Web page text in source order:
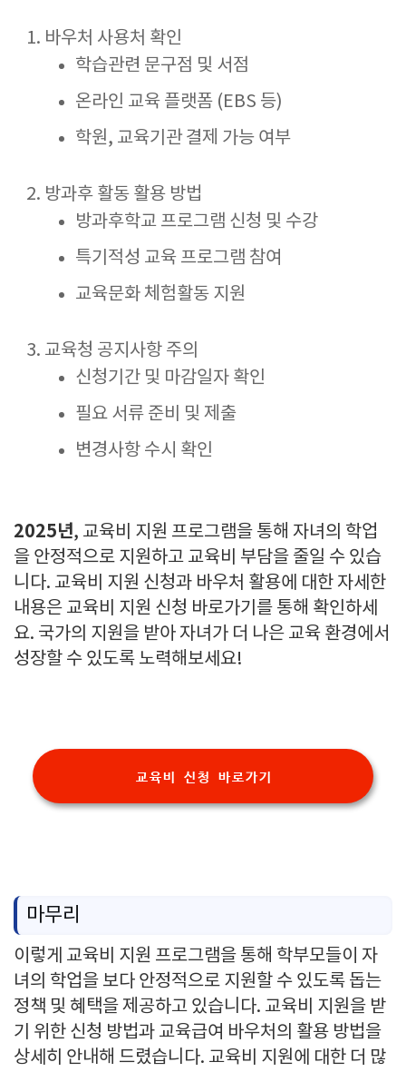
바우처 사용처 확인
학습관련 문구점 및 서점
온라인 교육 플랫폼 (EBS 등)
학원, 교육기관 결제 가능 여부
방과후 활동 활용 방법
방과후학교 프로그램 신청 및 수강
특기적성 교육 프로그램 참여
교육문화 체험활동 지원
교육청 공지사항 주의
신청기간 및 마감일자 확인
필요 서류 준비 및 제출
변경사항 수시 확인
2025년, 교육비 지원 프로그램을 통해 자녀의 학업
을 안정적으로 지원하고 교육비 부담을 줄일 수 있습
니다. 교육비 지원 신청과 바우처 활용에 대한 자세한
내용은 교육비 지원 신청 바로가기를 통해 확인하세
요. 국가의 지원을 받아 자녀가 더 나은 교육 환경에서
성장할 수 있도록 노력해보세요!
교육비 신청 바로가기
마무리
이렇게 교육비 지원 프로그램을 통해 학부모들이 자
녀의 학업을 보다 안정적으로 지원할 수 있도록 돕는
정책 및 혜택을 제공하고 있습니다. 교육비 지원을 받
기 위한 신청 방법과 교육급여 바우처의 활용 방법을
상세히 안내해 드렸습니다. 교육비 지원에 대한 더 많